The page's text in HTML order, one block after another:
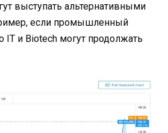
выступать альтернативными
если промышленный
IT и Biotech могут продолжать